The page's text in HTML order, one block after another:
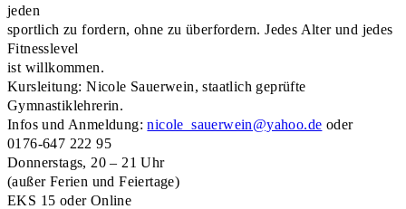
jeden
sportlich zu fordern, ohne zu überfordern. Jedes Alter und jedes
Fitnesslevel
ist willkommen.
Kursleitung: Nicole Sauerwein, staatlich geprüfte
Gymnastiklehrerin.
Infos und Anmeldung:nicole_sauerwein@yahoo.de oder
0176-647 222 95
Donnerstags, 20 – 21 Uhr
(außer Ferien und Feiertage)
EKS 15 oder Online